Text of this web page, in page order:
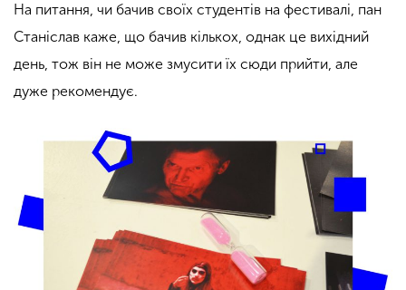
На питання, чи бачив своїх студентів на фестивалі, пан
Станіслав каже, що бачив кількох, однак це вихідний
день, тож він не може змусити їх сюди прийти, але
дуже рекомендує.